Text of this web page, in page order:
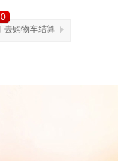
0
去购物车结算